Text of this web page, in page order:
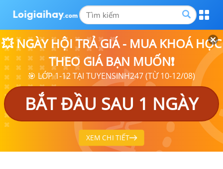
💥 NGÀY HỘI TRẢ GIÁ - MUA KHOÁ HỌC
THEO GIÁ BẠN MUỐN❗
🎯 LỚP 1-12 TẠI TUYENSINH247 (TỪ 10-12/08)
BẮT ĐẦU SAU 1 NGÀY
XEM CHI TIẾT